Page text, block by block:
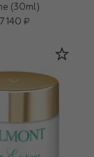
(30ml)
17 140 ₽